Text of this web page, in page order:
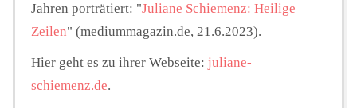
Jahren porträtiert: "Juliane Schiemenz: Heilige
Zeilen" (mediummagazin.de, 21.6.2023).
Hier geht es zu ihrer Webseite: juliane-
schiemenz.de.